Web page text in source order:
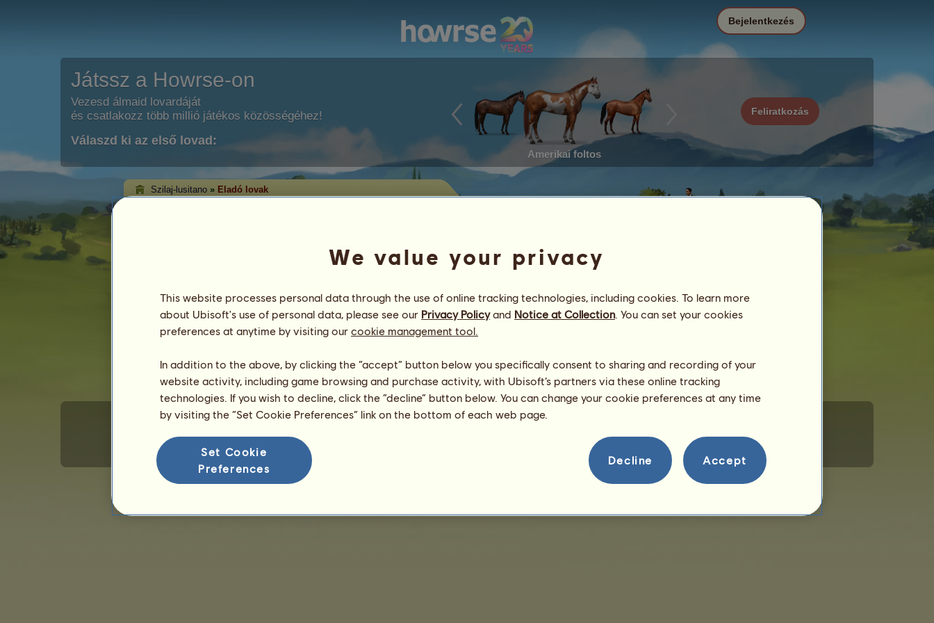
Játssz a Howrse-on
Vezesd álmaid lovardáját
és csatlakozz több millió játékos közösségéhez!
Válaszd ki az első lovad:
Amerikai foltos
Feliratkozás
Bejelentkezés
Szilaj-lusitano » Eladó lovak
Ló Jellemvonások
Elért eredmények
Képességek/Genetika
Tételek Dátum Ár
Nincs megjeleníthető értékesítés
Általános felhasználói feltételek Adatvédelem Sütikezelés Magatartási szabályzat
We value your privacy
This website processes personal data through the use of online tracking technologies, including cookies. To learn more
about Ubisoft's use of personal data, please see our Privacy Policyand Notice at Collection. You can set your cookies
preferences at anytime by visiting our cookie management tool.
In addition to the above, by clicking the “accept” button below you specifically consent to sharing and recording of your
website activity, including game browsing and purchase activity, with Ubisoft’s partners via these online tracking
technologies. If you wish to decline, click the “decline” button below. You can change your cookie preferences at any time
by visiting the “Set Cookie Preferences” link on the bottom of each web page.
Set Cookie
Preferences
Decline Accept